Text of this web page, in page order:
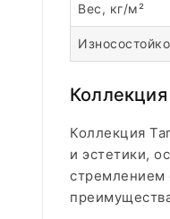
Вес, кг/м²
Коллекция
и эстетики,
стремлением